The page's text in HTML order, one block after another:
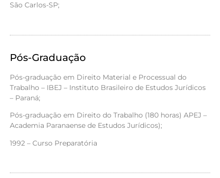
São Carlos-SP;
Pós-Graduação
Pós-graduação em Direito Material e Processual do
Trabalho – IBEJ – Instituto Brasileiro de Estudos Jurídicos
– Paraná;
Pós-graduação em Direito do Trabalho (180 horas) APEJ –
Academia Paranaense de Estudos Jurídicos);
1992 – Curso Preparatória